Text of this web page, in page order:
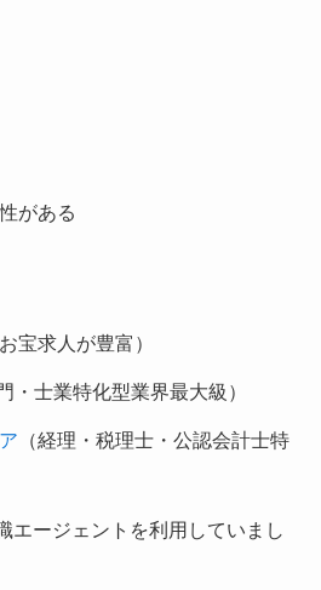
がある
宝求人が豊富）
・士業特化型業界最大級）
（経理・税理士・公認会計士特
エージェントを利用していまし